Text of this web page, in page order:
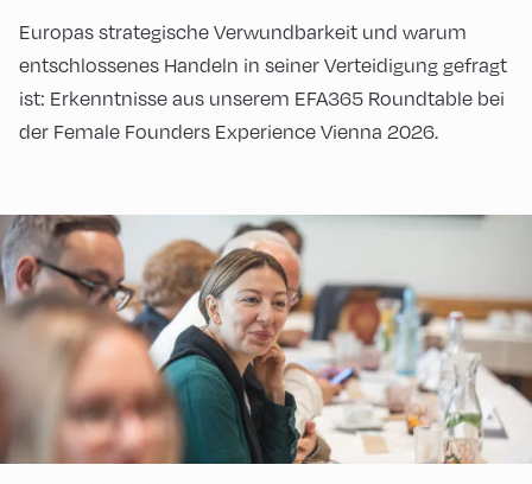
Europas strategische Verwundbarkeit und warum
entschlossenes Handeln in seiner Verteidigung gefragt
ist: Erkenntnisse aus unserem EFA365 Roundtable bei
der Female Founders Experience Vienna 2026.